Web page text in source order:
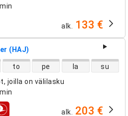
alk. 133 €
(HAJ)
joilla on välilasku
to pe la su
alk. 203 €